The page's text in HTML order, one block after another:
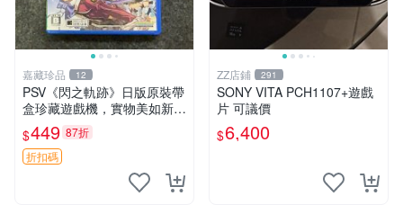
嘉藏珍品 12
PSV《閃之軌跡》日版原裝帶
盒珍藏遊戲機，實物美如新，
嚴選推薦 閃之軌跡 日版 PSV
原裝帶盒
$449 87折
折扣碼
ZZ店鋪 291
SONY VITA PCH1107+遊戲
片 可議價
$6,400